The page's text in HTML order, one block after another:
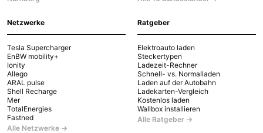
Netzwerke
Tesla Supercharger
EnBW mobility+
Ionity
Allego
ARAL pulse
Shell Recharge
Mer
TotalEnergies
Fastned
Alle Netzwerke →
Ratgeber
Elektroauto laden
Steckertypen
Ladezeit-Rechner
Schnell- vs. Normalladen
Laden auf der Autobahn
Ladekarten-Vergleich
Kostenlos laden
Wallbox installieren
Alle Ratgeber →